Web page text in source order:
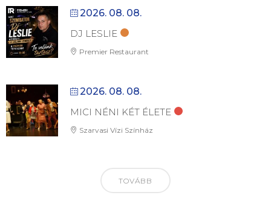
2026. 08. 08.
DJ LESLIE
Premier Restaurant
2026. 08. 08.
MICI NÉNI KÉT ÉLETE
Szarvasi Vízi Színház
TOVÁBB